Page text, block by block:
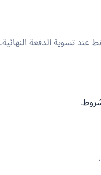
عند تسوية الدفعة النهائية.